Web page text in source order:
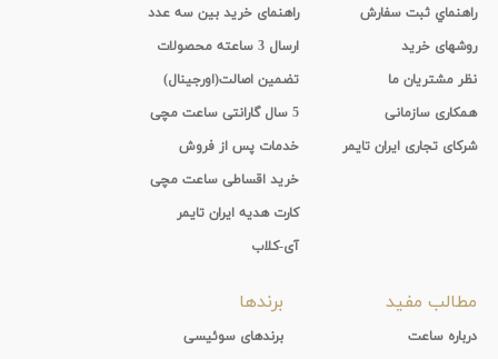
راهنماي ثبت سفارش
روشهای خرید
نظر مشتریان ما
همکاری سازمانی
شرکای تجاری ایران تایمر
راهنمای خرید بین سه عدد
ارسال 3 ساعته محصولات
تضمین اصالت(اورجینال)
5 سال گارانتی ساعت مچی
خدمات پس از فروش
خرید اقساطی ساعت مچی
کارت هدیه ایران تایمر
آی-کلاب
مطالب مفید
درباره ساعت
برندها
برندهای سوئیسی